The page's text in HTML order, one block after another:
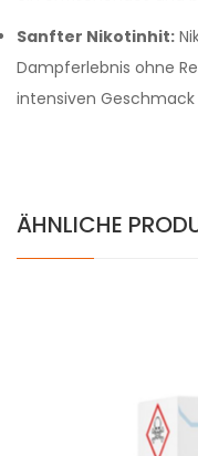
Sanfter Nikotinhit:
Dampferlebnis ohne
intensiven
ÄHNLICHE